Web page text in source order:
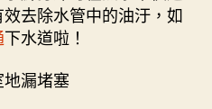
去除水管中的油汙，如
下水道啦！
漏堵塞